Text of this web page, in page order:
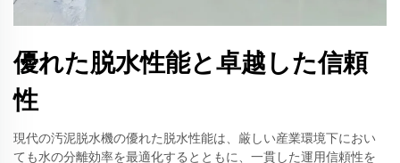
優れた脱水性能と卓越した信頼
性
現代の汚泥脱水機の優れた脱水性能は、厳しい産業環境下におい
ても水の分離効率を最適化するとともに、一貫した運用信頼性を